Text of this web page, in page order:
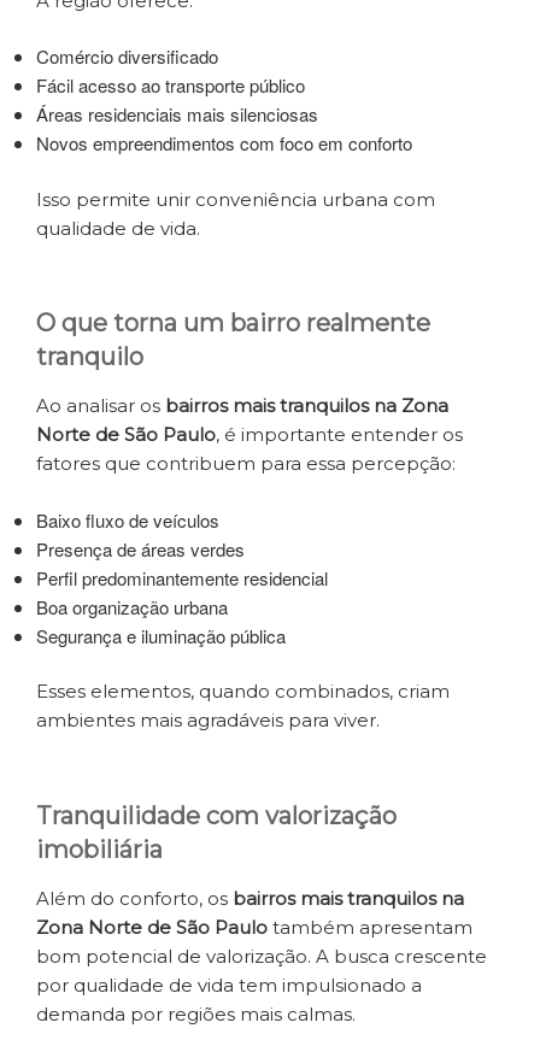
Comércio diversificado
Fácil acesso ao transporte público
Áreas residenciais mais silenciosas
Novos empreendimentos com foco em conforto
Isso permite unir conveniência urbana com
qualidade de vida.
O que torna um bairro realmente
tranquilo
Ao analisar os bairros mais tranquilos na Zona
Norte de São Paulo, é importante entender os
fatores que contribuem para essa percepção:
Baixo fluxo de veículos
Presença de áreas verdes
Perfil predominantemente residencial
Boa organização urbana
Segurança e iluminação pública
Esses elementos, quando combinados, criam
ambientes mais agradáveis para viver.
Tranquilidade com valorização
imobiliária
Além do conforto, os bairros mais tranquilos na
Zona Norte de São Paulo também apresentam
bom potencial de valorização. A busca crescente
por qualidade de vida tem impulsionado a
demanda por regiões mais calmas.